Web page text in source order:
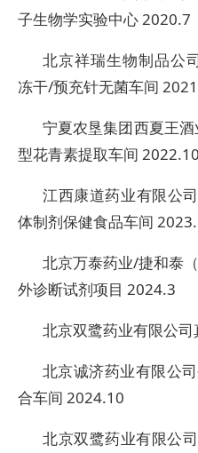
子生物学实验中心 2020.7
北京祥瑞生物制品公
冻干/预充针无菌车间
宁夏农垦集团西夏王
型花青素提取车间 2022.10
江西康道药业有限公
体制剂保健食品车间
北京万泰药业/捷和泰
外诊断试剂项目 2024.3
北京双鹭药业有限公
北京诚济药业有限公
合车间 2024.10
北京双鹭药业有限公